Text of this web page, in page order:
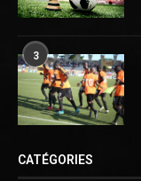
3
CATÉGORIES